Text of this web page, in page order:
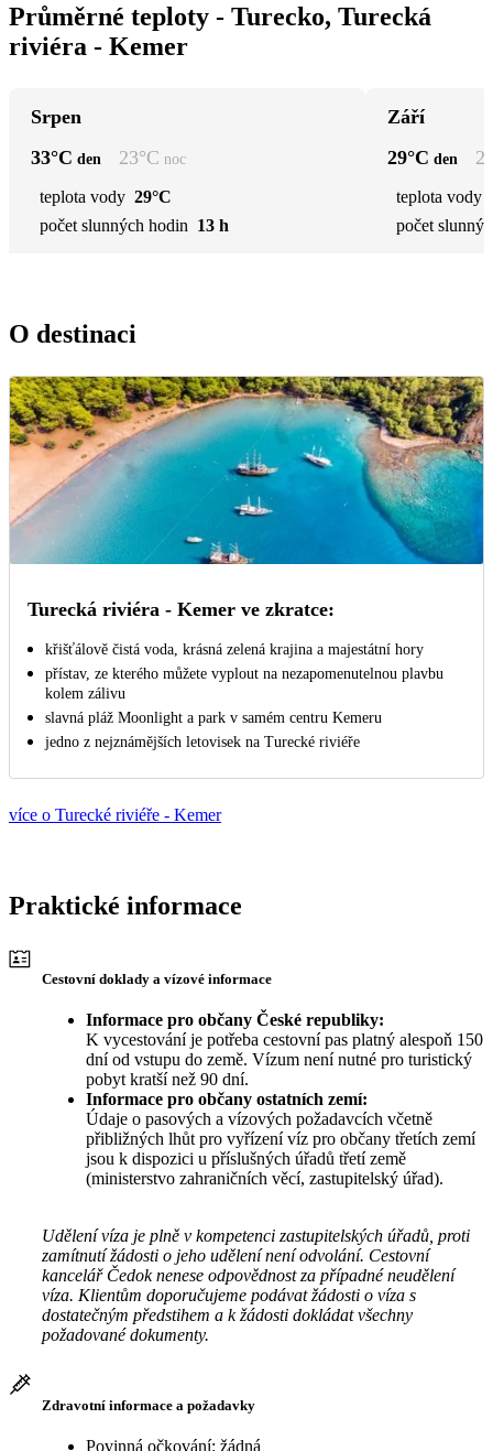
Průměrné teploty - Turecko, Turecká
riviéra - Kemer
Srpen
33°C den 23°C noc
teplota vody 29°C
počet slunných hodin 13 h
Září
29°C den
teplota vody
počet
O destinaci
Turecká riviéra - Kemer ve zkratce:
křišťálově čistá voda, krásná zelená krajina a majestátní hory
přístav, ze kterého můžete vyplout na nezapomenutelnou plavbu
kolem zálivu
slavná pláž Moonlight a park v samém centru Kemeru
jedno z nejznámějších letovisek na Turecké riviéře
více o Turecké riviéře - Kemer
Praktické informace
Cestovní doklady a vízové informace
Informace pro občany České republiky:
K vycestování je potřeba cestovní pas platný alespoň 150
dní od vstupu do země. Vízum není nutné pro turistický
pobyt kratší než 90 dní.
Informace pro občany ostatních zemí:
Údaje o pasových a vízových požadavcích včetně
přibližných lhůt pro vyřízení víz pro občany třetích zemí
jsou k dispozici u příslušných úřadů třetí země
(ministerstvo zahraničních věcí, zastupitelský úřad).
Udělení víza je plně v kompetenci zastupitelských úřadů, proti
zamítnutí žádosti o jeho udělení není odvolání. Cestovní
kancelář Čedok nenese odpovědnost za případné neudělení
víza. Klientům doporučujeme podávat žádosti o víza s
dostatečným předstihem a k žádosti dokládat všechny
požadované dokumenty.
Zdravotní informace a požadavky
Povinná očkování: žádná